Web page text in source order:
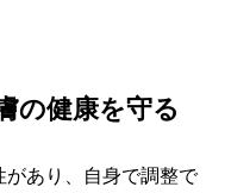
の健康を守る
あり、自身で調整で